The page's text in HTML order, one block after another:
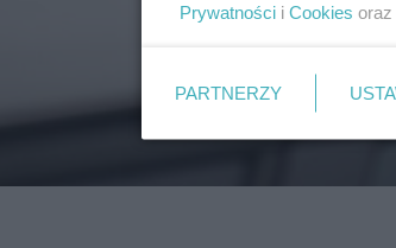
Prywatności i Cookies oraz
PARTNERZY